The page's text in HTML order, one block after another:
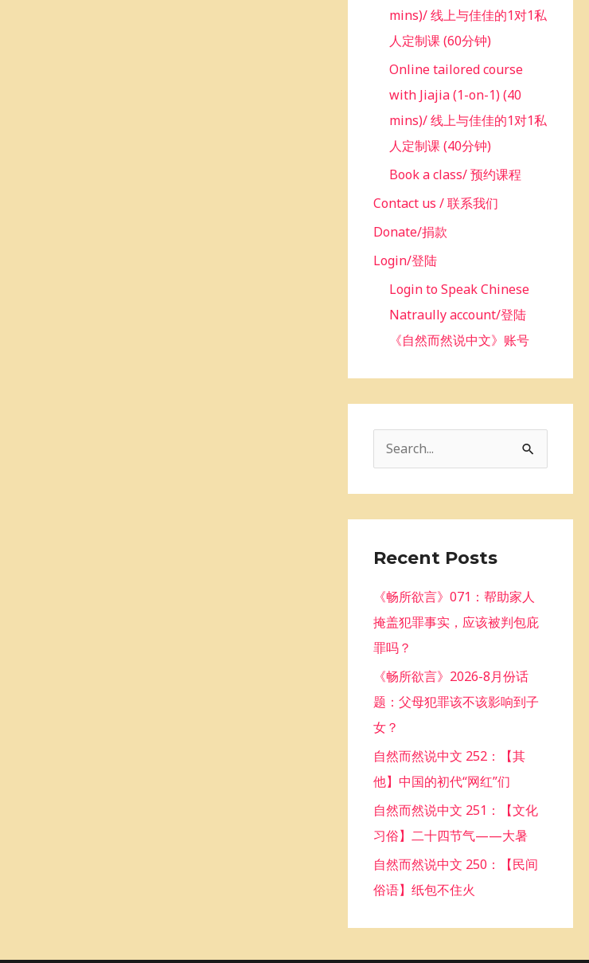
mins)/ 线上与佳佳的1对1私
人定制课 (60分钟)
Online tailored course
with Jiajia (1-on-1) (40
mins)/ 线上与佳佳的1对1私
人定制课 (40分钟)
Book a class/ 预约课程
Contact us / 联系我们
Donate/捐款
Login/登陆
Login to Speak Chinese
Natraully account/登陆
《自然而然说中文》账号
c
o
r
Recent Posts
《畅所欲言》071：帮助家人
掩盖犯罪事实，应该被判包庇
罪吗？
《畅所欲言》2026-8月份话
题：父母犯罪该不该影响到子
女？
自然而然说中文 252：【其
他】中国的初代“网红”们
自然而然说中文 251：【文化
习俗】二十四节气——大暑
自然而然说中文 250：【民间
俗语】纸包不住火